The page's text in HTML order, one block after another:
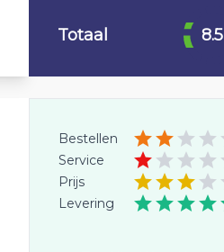
Totaal 8.5
Bestellen
Service
Prijs
Levering